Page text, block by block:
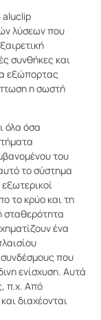
aluclip
λύσεων που
συνθήκες και
εξώπορτας
η σωστή
όλα όσα
του
το σύ­στη­μα
το κρύο και τη
σταθερότητα
ένα
συνδέσμους που
ενίσχυση. Αυτά
π.χ. Από
διαχέονται